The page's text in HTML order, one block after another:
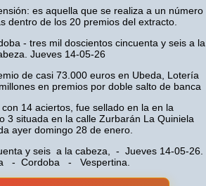
es aquella que se realiza a un número
dentro de los 20 premios del extracto.
- tres mil doscientos cincuenta y seis a la
Jueves 14-05-26
de casi 73.000 euros en Ubeda, Lotería
en premios por doble salto de banca
14 aciertos, fue sellado en la en la
3 situada en la calle Zurbarán La Quiniela
ayer domingo 28 de enero.
y seis a la cabeza, - Jueves 14-05-26.
- Cordoba - Vespertina.